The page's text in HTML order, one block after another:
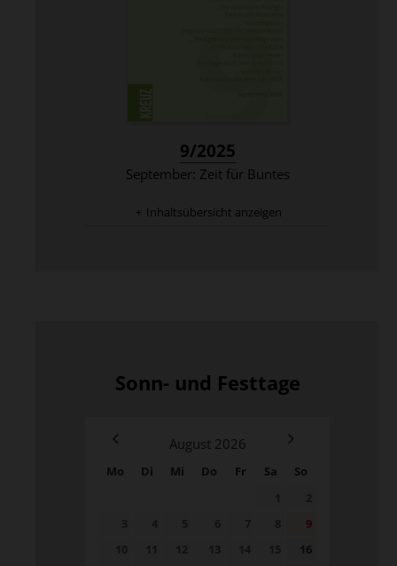
9/2025
September: Zeit für Buntes
Inhaltsübersicht anzeigen
Sonn- und Festtage
August 2026
Mo Di Mi Do Fr Sa
So
9
16